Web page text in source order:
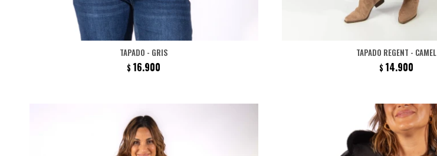
TAPADO - GRIS
$ 16.900
TAPADO REGENT - CAMEL
$ 14.900